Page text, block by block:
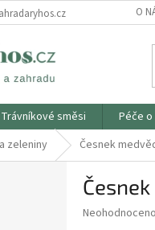
O
Trávníkové směsi Péče
zeleniny Česnek
Průměrné
Neohodnoceno